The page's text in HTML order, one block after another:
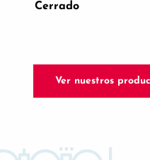
Cerrado
Ver nuestros